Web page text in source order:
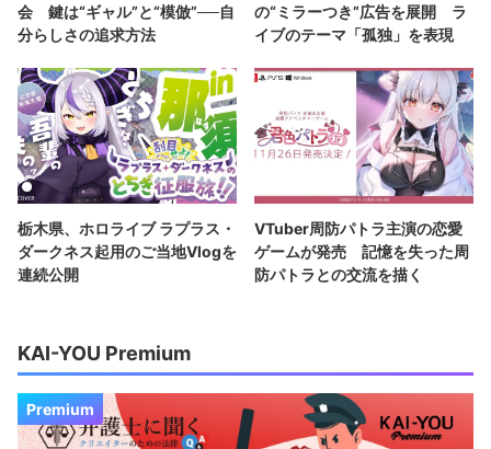
会 鍵は“ギャル”と“模倣”──自
分らしさの追求方法
の“ミラーつき”広告を展開 ラ
イブのテーマ「孤独」を表現
栃木県、ホロライブ ラプラス・
ダークネス起用のご当地Vlogを
連続公開
VTuber周防パトラ主演の恋愛
ゲームが発売 記憶を失った周
防パトラとの交流を描く
KAI-YOU Premium
Premium